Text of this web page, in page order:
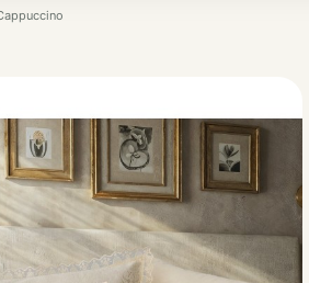
BEBEK
Bebek Ürünleri